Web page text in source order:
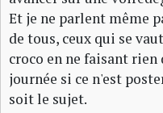
Et je ne parlent même
de tous, ceux qui se
croco en ne faisant rien
journée si ce n'est
soit le sujet.